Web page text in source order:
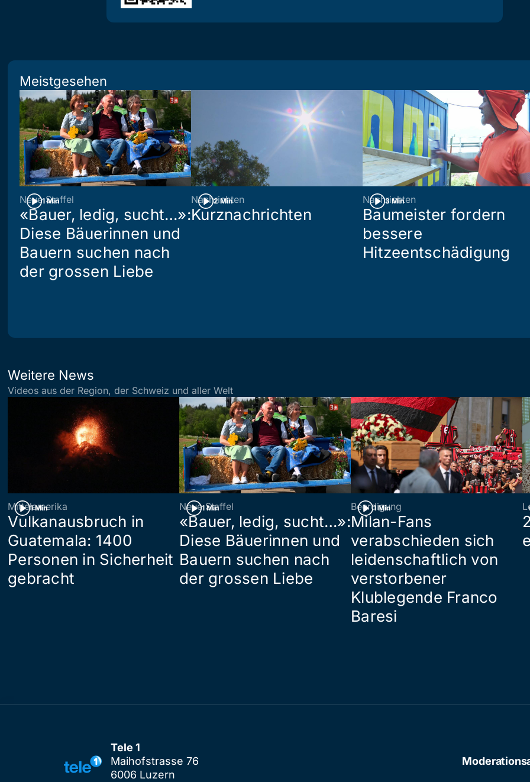
Meistgesehen
1 Min
Neue Staffel
«Bauer, ledig, sucht…»:
Diese Bäuerinnen und
Bauern suchen nach
der grossen Liebe
2 Min
Nachrichten
Kurznachrichten
3 Min
Nachrichten
Baumeister fordern
bessere
Hitzeentschädigung
Weitere News
Videos aus der Region, der Schweiz und aller Welt
1 Min
Mittelamerika
Vulkanausbruch in
Guatemala: 1400
Personen in Sicherheit
gebracht
1 Min
Neue Staffel
«Bauer, ledig, sucht…»:
Diese Bäuerinnen und
Bauern suchen nach
der grossen Liebe
1 Min
Beerdigung
Milan-Fans
verabschieden sich
leidenschaftlich von
verstorbener
Klublegende Franco
Baresi
Tele 1
Maihofstrasse 76
6006 Luzern